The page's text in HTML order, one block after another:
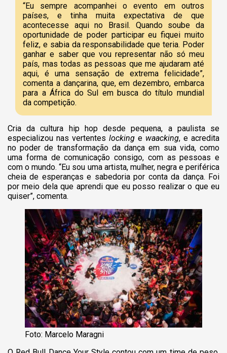
“Eu sempre acompanhei o evento em outros
países, e tinha muita expectativa de que
acontecesse aqui no Brasil. Quando soube da
oportunidade de poder participar eu fiquei muito
feliz, e sabia da responsabilidade que teria. Poder
ganhar e saber que vou representar não só meu
país, mas todas as pessoas que me ajudaram até
aqui, é uma sensação de extrema felicidade”,
comenta a dançarina, que, em dezembro, embarca
para a África do Sul em busca do título mundial
da competição.
Cria da cultura hip hop desde pequena, a paulista se
especializou nas vertentes locking e waacking, e acredita
no poder de transformação da dança em sua vida, como
uma forma de comunicação consigo, com as pessoas e
com o mundo. “Eu sou uma artista, mulher, negra e periférica
cheia de esperanças e sabedoria por conta da dança. Foi
por meio dela que aprendi que eu posso realizar o que eu
quiser”, comenta.
Foto: Marcelo Maragni